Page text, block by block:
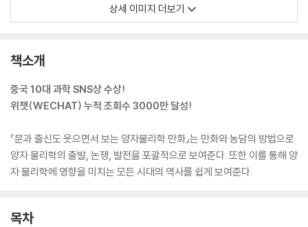
상세 이미지 더보기
책소개
중국 10대 과학 SNS상 수상!
위챗(WECHAT) 누적 조회수 3000만 달성!
『문과 출신도 웃으면서 보는 양자물리학 만화』는 만화와 농담의 방법으로
양자 물리학의 출발, 논쟁, 발전을 포괄적으로 보여준다. 또한 이를 통해 양
자 물리학에 영향을 미치는 모든 시대의 역사를 쉽게 보여준다.
목차